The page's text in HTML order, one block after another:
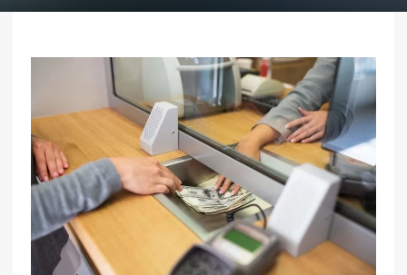
Задать вопрос
РАЗДЕЛЫ
САЙТА